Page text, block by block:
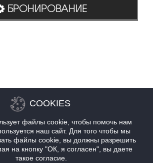
БРОНИРОВАНИЕ
COOKIES
файлы cookie, чтобы помочь нам
наш сайт. Для того чтобы мы
файлы cookie, вы должны разрешить
на кнопку "ОК, я согласен", вы даете
такое согласие.